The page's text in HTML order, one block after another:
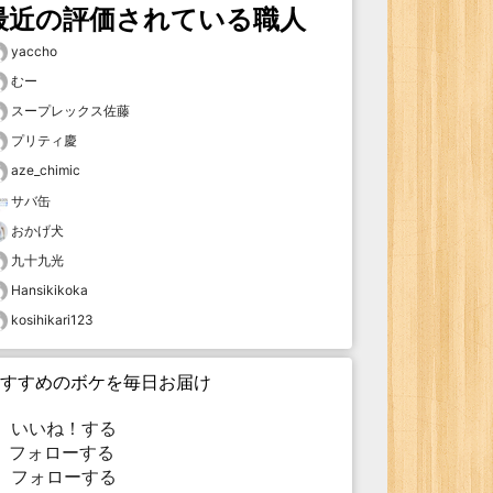
近の評価されている職人
yaccho
むー
スープレックス佐藤
プリティ慶
aze_chimic
サバ缶
おかげ犬
九十九光
Hansikikoka
kosihikari123
すめのボケを毎日お届け
いいね！する
ォローする
フォローする